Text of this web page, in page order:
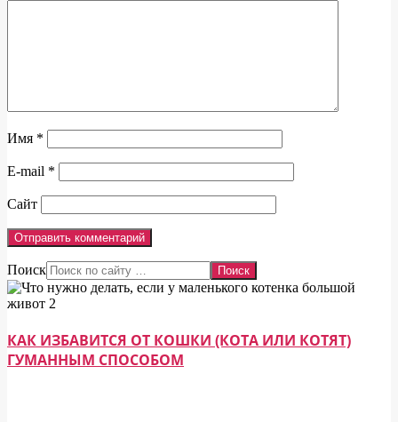
Имя *
E-mail *
Сайт
Поиск
КАК ИЗБАВИТСЯ ОТ КОШКИ (КОТА ИЛИ КОТЯТ)
ГУМАННЫМ СПОСОБОМ